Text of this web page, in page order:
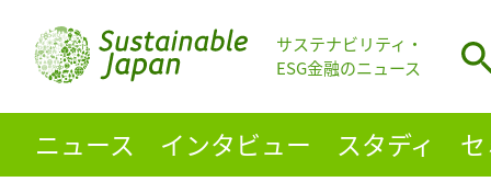
サステナビリティ・
ESG金融のニュース
ニュース インタビュー スタディ